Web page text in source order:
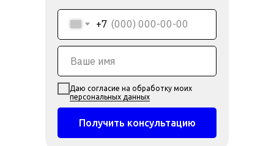
+7
Даю согласие на обработку моих
персональных данных
Получить консультацию